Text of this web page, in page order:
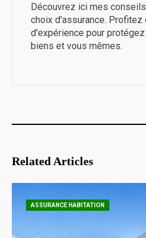
Découvrez ici mes
choix d'assurance. Profitez
d'expérience pour
biens et vous mêmes.
Related Articles
ASSURANCE HABITATION